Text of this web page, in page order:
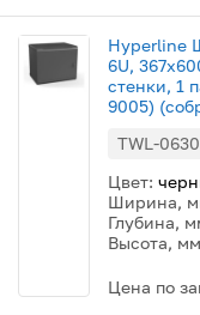
Hyperline
6U,
стенки, 1
9005)
TWL-
Цвет:
Ширина,
Глубина,
Высота,
Цена по